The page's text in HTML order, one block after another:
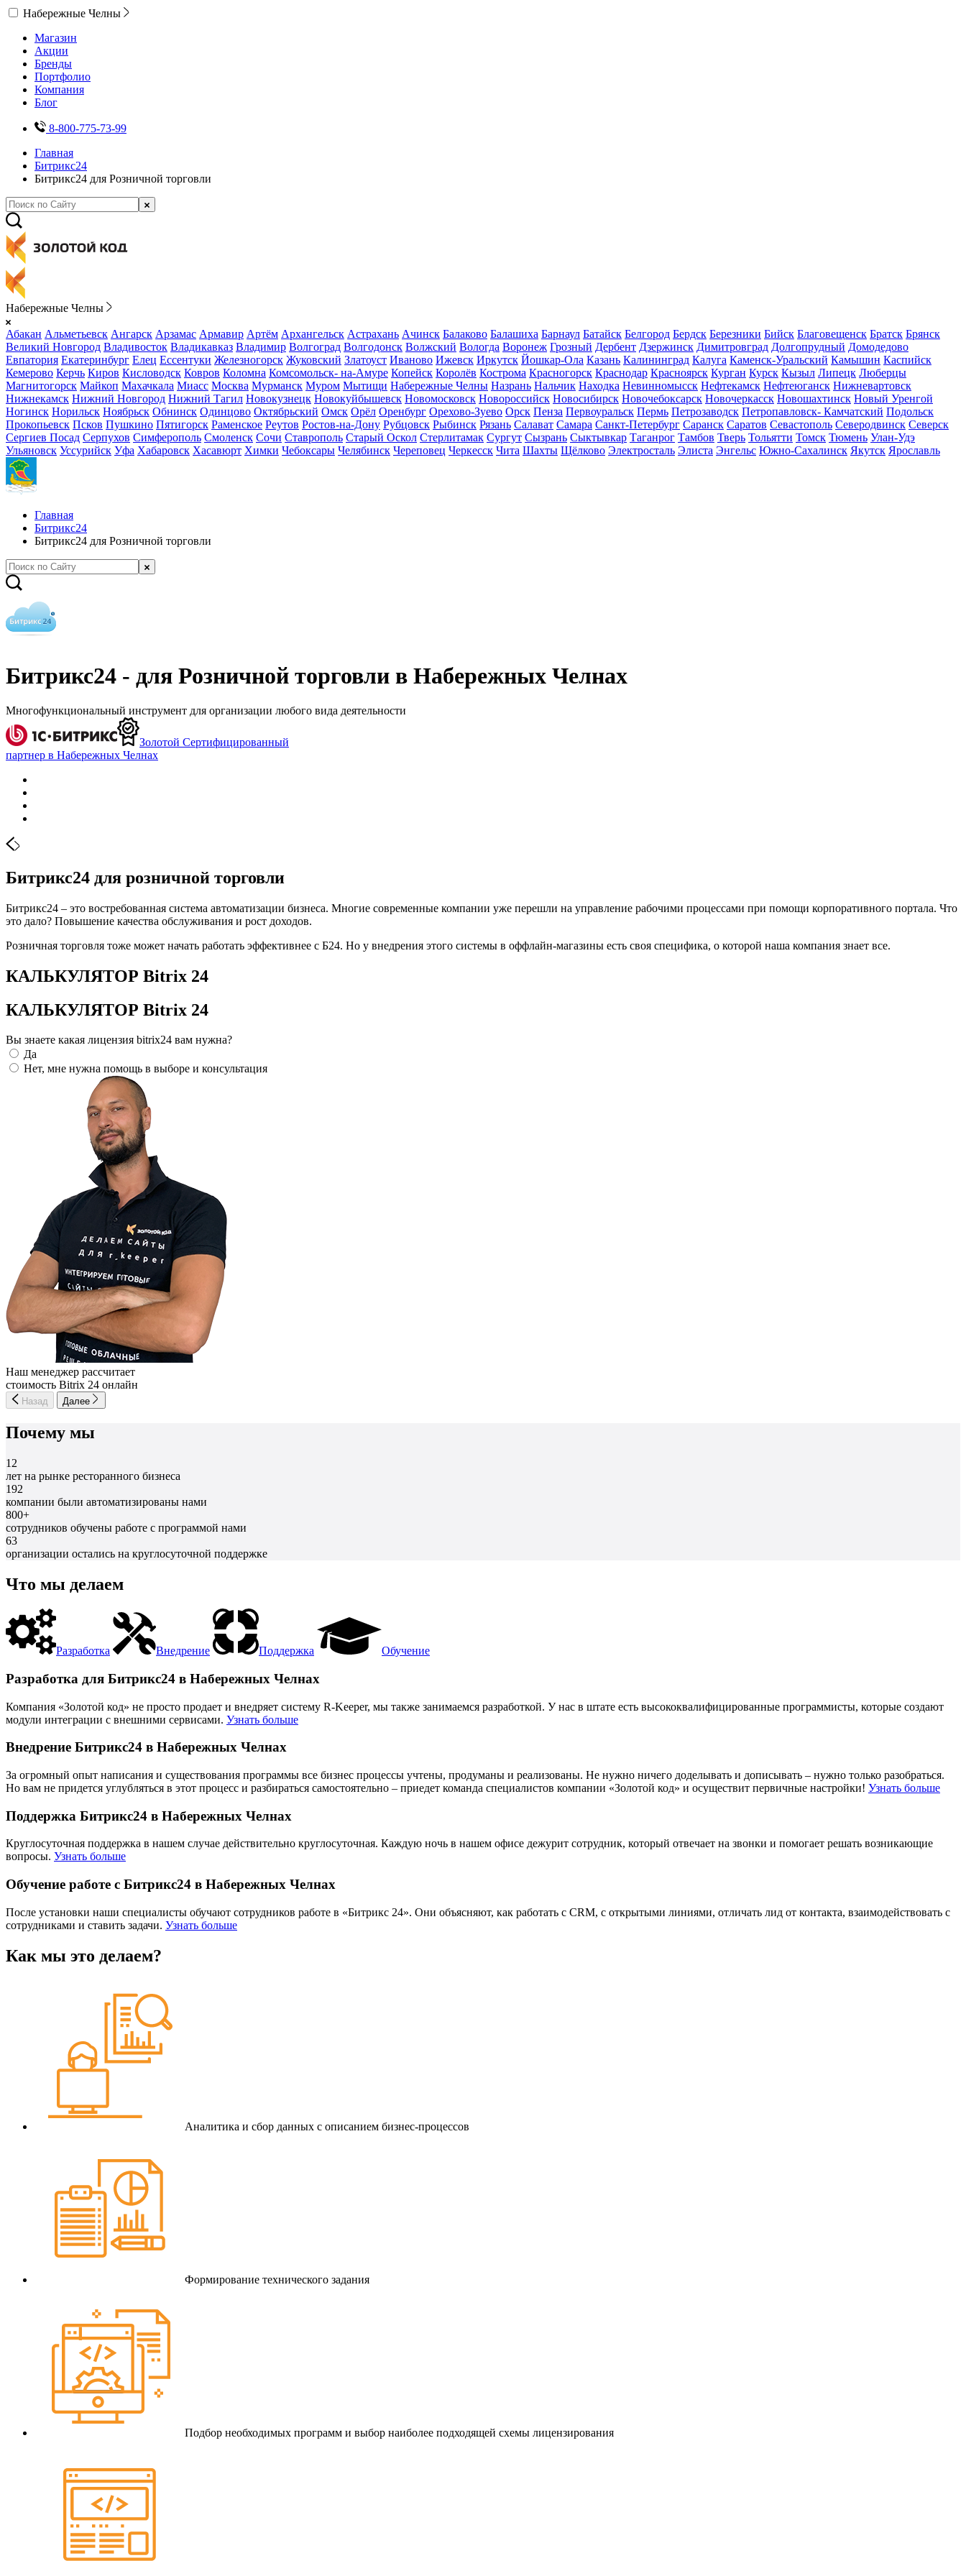
Набережные Челны
Магазин
Акции
Бренды
Портфолио
Компания
Блог
8-800-775-73-99
Главная
Битрикс24
Битрикс24 для Розничной торговли
Набережные Челны
Абакан Альметьевск Ангарск Арзамас Армавир Артём Архангельск Астрахань Ачинск Балаково Балашиха Барнаул Батайск Белгород Бердск Березники Бийск Благовещенск Братск Брянск
Великий Новгород Владивосток Владикавказ Владимир Волгоград Волгодонск Волжский Вологда Воронеж Грозный Дербент Дзержинск Димитровград Долгопрудный Домодедово
Евпатория Екатеринбург Елец Ессентуки Железногорск Жуковский Златоуст Иваново Ижевск Иркутск Йошкар-Ола Казань Калининград Калуга Каменск-Уральский Камышин Каспийск
Кемерово Керчь Киров Кисловодск Ковров Коломна Комсомольск- на-Амуре Копейск Королёв Кострома Красногорск Краснодар Красноярск Курган Курск Кызыл Липецк Люберцы
Магнитогорск Майкоп Махачкала Миасс Москва Мурманск Муром Мытищи Набережные Челны Назрань Нальчик Находка Невинномысск Нефтекамск Нефтеюганск Нижневартовск
Нижнекамск Нижний Новгород Нижний Тагил Новокузнецк Новокуйбышевск Новомосковск Новороссийск Новосибирск Новочебоксарск Новочеркасск Новошахтинск Новый Уренгой
Ногинск Норильск Ноябрьск Обнинск Одинцово Октябрьский Омск Орёл Оренбург Орехово-Зуево Орск Пенза Первоуральск Пермь Петрозаводск Петропавловск- Камчатский Подольск
Прокопьевск Псков Пушкино Пятигорск Раменское Реутов Ростов-на-Дону Рубцовск Рыбинск Рязань Салават Самара Санкт-Петербург Саранск Саратов Севастополь Северодвинск Северск
Сергиев Посад Серпухов Симферополь Смоленск Сочи Ставрополь Старый Оскол Стерлитамак Сургут Сызрань Сыктывкар Таганрог Тамбов Тверь Тольятти Томск Тюмень Улан-Удэ
Ульяновск Уссурийск Уфа Хабаровск Хасавюрт Химки Чебоксары Челябинск Череповец Черкесск Чита Шахты Щёлково Электросталь Элиста Энгельс Южно-Сахалинск Якутск Ярославль
Главная
Битрикс24
Битрикс24 для Розничной торговли
Битрикс24 - для Розничной торговли в Набережных Челнах
Многофункциональный инструмент для организации любого вида деятельности
Золотой Сертифицированный
партнер в Набережных Челнах
Битрикс24 для розничной торговли
Битрикс24 – это востребованная система автоматизации бизнеса. Многие современные компании уже перешли на управление рабочими процессами при помощи корпоративного портала. Что
это дало? Повышение качества обслуживания и рост доходов.
Розничная торговля тоже может начать работать эффективнее с Б24. Но у внедрения этого системы в оффлайн-магазины есть своя специфика, о которой наша компания знает все.
КАЛЬКУЛЯТОР Bitrix 24
КАЛЬКУЛЯТОР Bitrix 24
Вы знаете какая лицензия bitrix24 вам нужна?
Да
Нет, мне нужна помощь в выборе и консультация
Наш менеджер рассчитает
стоимость Bitrix 24 онлайн
Назад Далее
Почему мы
12
лет на рынке ресторанного бизнеса
192
компании были автоматизированы нами
800+
сотрудников обучены работе с программой нами
63
организации остались на круглосуточной поддержке
Что мы делаем
Разработка Внедрение Поддержка Обучение
Разработка для Битрикс24 в Набережных Челнах
Компания «Золотой код» не просто продает и внедряет систему R-Keeper, мы также занимаемся разработкой. У нас в штате есть высококвалифицированные программисты, которые создают
модули интеграции с внешними сервисами. Узнать больше
Внедрение Битрикс24 в Набережных Челнах
За огромный опыт написания и существования программы все бизнес процессы учтены, продуманы и реализованы. Не нужно ничего доделывать и дописывать – нужно только разобраться.
Но вам не придется углубляться в этот процесс и разбираться самостоятельно – приедет команда специалистов компании «Золотой код» и осуществит первичные настройки! Узнать больше
Поддержка Битрикс24 в Набережных Челнах
Круглосуточная поддержка в нашем случае действительно круглосуточная. Каждую ночь в нашем офисе дежурит сотрудник, который отвечает на звонки и помогает решать возникающие
вопросы. Узнать больше
Обучение работе с Битрикс24 в Набережных Челнах
После установки наши специалисты обучают сотрудников работе в «Битрикс 24». Они объясняют, как работать с CRM, с открытыми линиями, отличать лид от контакта, взаимодействовать с
сотрудниками и ставить задачи. Узнать больше
Как мы это делаем?
Аналитика и сбор данных с описанием бизнес-процессов
Формирование технического задания
Подбор необходимых программ и выбор наиболее подходящей схемы лицензирования